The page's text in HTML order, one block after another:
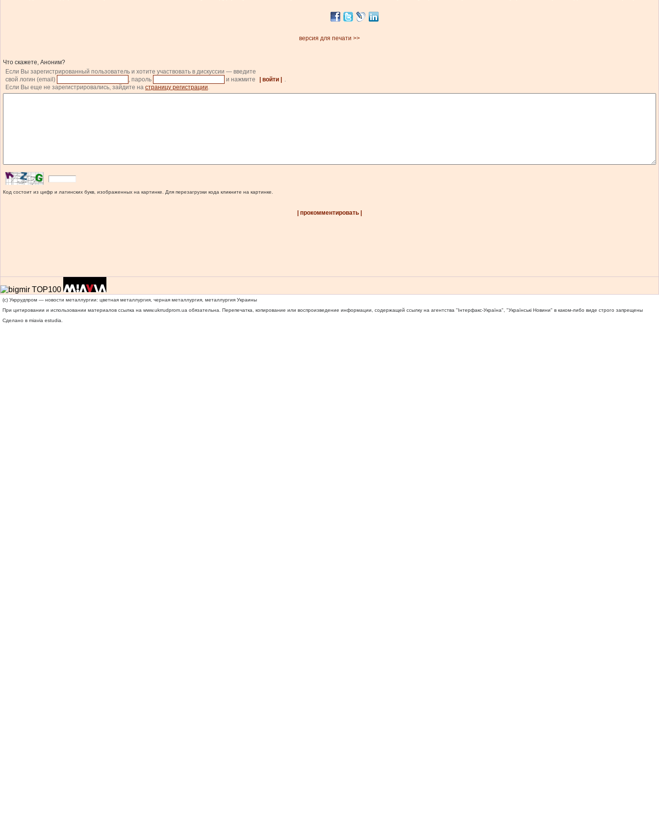
версия для печати >>
Что скажете, Аноним?
Если Вы зарегистрированный пользователь и хотите участвовать в дискуссии — введите
свой логин (email)
, пароль и нажмите | войти |
.
Если Вы еще не зарегистрировались, зайдите на страницу регистрации.
Код состоит из цифр и латинских букв, изображенных на картинке. Для перезагрузки кода кликните на картинке.
| прокомментировать |
(c) Укррудпром — новости металлургии: цветная металлургия, черная металлургия, металлургия Украины
При цитировании и использовании материалов ссылка на www.ukrrudprom.ua обязательна. Перепечатка, копирование или воспроизведение информации, содержащей ссылку на агентства "Iнтерфакс-Україна", "Українськi Новини" в каком-либо виде строго запрещены
Сделано в miavia estudia.